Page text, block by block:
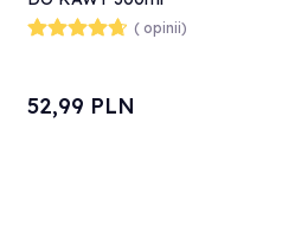
KINGHOFF KH-1045
INDUKCJA
( opinii)
52,99 PLN